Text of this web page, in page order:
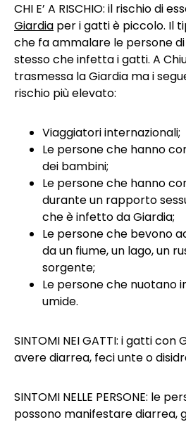
CHI E’ A RISCHIO: il rischio di
Giardia per i gatti è piccolo. Il
che fa ammalare le persone
stesso che infetta i gatti. A
trasmessa la Giardia ma i
rischio più elevato:
Viaggiatori internazionali;
Le persone che hanno
dei bambini;
Le persone che hanno
durante un rapporto
che è infetto da Giardia;
Le persone che bevono
da un fiume, un lago, un
sorgente;
Le persone che nuotano
umide.
SINTOMI NEI GATTI: i gatti con
avere diarrea, feci unte o
SINTOMI NELLE PERSONE: le
possono manifestare diarrea,